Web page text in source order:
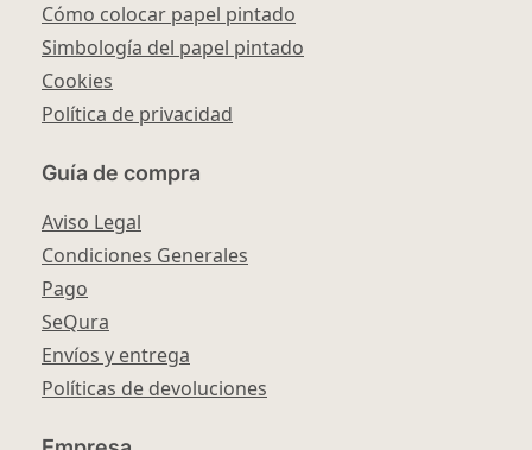
Cómo colocar papel pintado
Simbología del papel pintado
Cookies
Política de privacidad
Guía de compra
Aviso Legal
Condiciones Generales
Pago
SeQura
Envíos y entrega
Políticas de devoluciones